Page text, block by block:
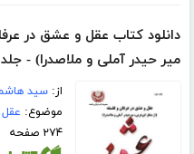
دانلود کتاب عقل و عشق در
میر حیدر آملی و ملاصدرا) -
از:سید
موضوع: عقل
۲۷۴ صفحه